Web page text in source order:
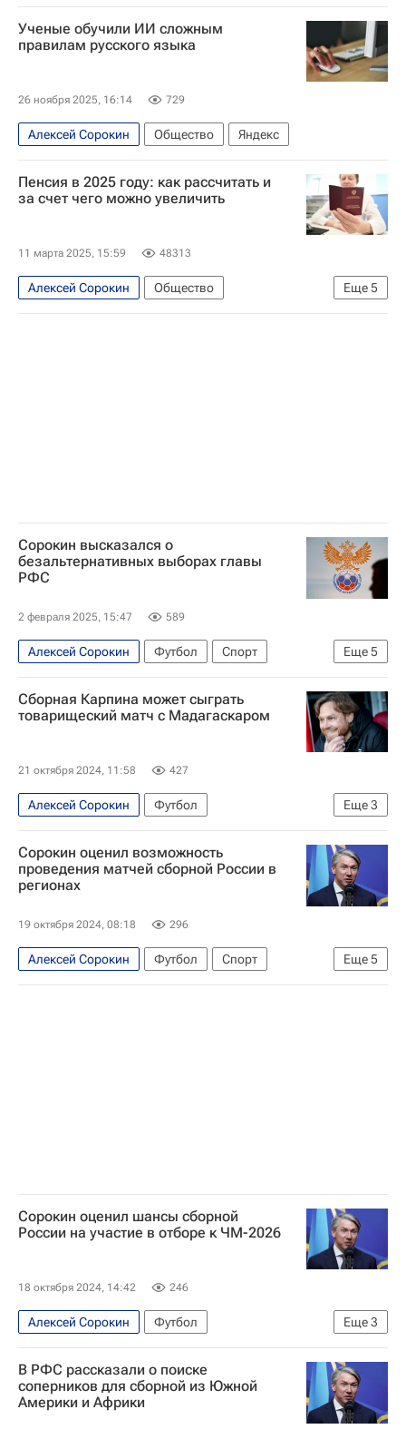
Российский футбольный союз (РФС)
Международная федерация футбола (ФИФА)
Союз европейских футбольных ассоциаций (УЕФА)
ПМЭФ
Ученые обучили ИИ сложным
правилам русского языка
26 ноября 2025, 16:14 729
Алексей Сорокин Общество Яндекс
Пенсия в 2025 году: как рассчитать и
за счет чего можно увеличить
11 марта 2025, 15:59 48313
Еще5
Алексей Сорокин
Общество
Елена Григорьева
Россия
Сорокин высказался о
безальтернативных выборах главы
РФС
2 февраля 2025, 15:47 589
Еще5
Алексей Сорокин Футбол
Спорт
Москва
Александр Дюков
Российский футбольный союз (РФС)
Газпром
Сборная Карпина может сыграть
товарищеский матч с Мадагаскаром
21 октября 2024, 11:58 427
Еще3
Алексей Сорокин
Футбол
Валерий Карпин
Мадагаскар
Сборная России по футболу
Сорокин оценил возможность
проведения матчей сборной России в
регионах
19 октября 2024, 08:18 296
Еще5
Алексей Сорокин Футбол
Спорт
Россия
Волгоград
Москва
Сорокин оценил шансы сборной
России на участие в отборе к ЧМ-2026
18 октября 2024, 14:42 246
Еще3
Алексей Сорокин
Футбол
Российский футбольный союз (РФС)
Международная федерация футбола (ФИФА)
Союз европейских футбольных ассоциаций (УЕФА)
В РФС рассказали о поиске
соперников для сборной из Южной
Америки и Африки